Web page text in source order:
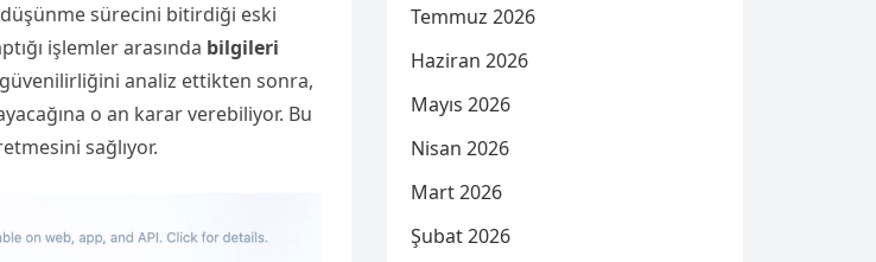
sürecini bitirdiği eski
işlemler arasında bilgileri
analiz ettikten sonra,
o an karar verebiliyor. Bu
sağlıyor.
Temmuz 2026
Haziran 2026
Mayıs 2026
Nisan 2026
Mart 2026
Şubat 2026